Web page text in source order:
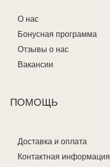
О нас
Бонусная программа
Отзывы о нас
Вакансии
ПОМОЩЬ
Доставка и оплата
Контактная информация